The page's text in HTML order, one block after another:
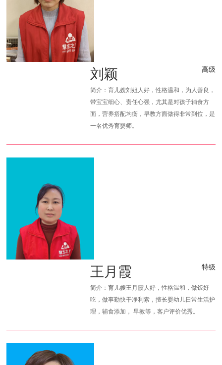
刘颖 高级
简介：育儿嫂刘姐人好，性格温和，为人善良，
带宝宝细心、责任心强，尤其是对孩子辅食方
面，营养搭配均衡，早教方面做得非常到位，是
一名优秀育婴师。
王月霞 特级
简介：育儿嫂王月霞人好，性格温和，做饭好
吃，做事勤快干净利索，擅长婴幼儿日常生活护
理，辅食添加， 早教等，客户评价优秀。